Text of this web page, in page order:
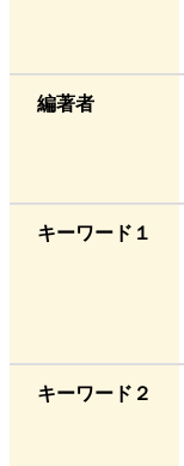
編著者
キーワード１
キーワード２